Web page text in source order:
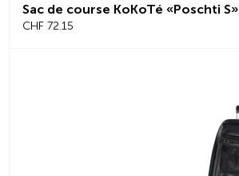
Sac de course KoKoTé «Poschti S»
CHF 72.15